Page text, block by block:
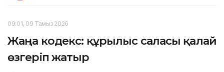
09:01, 09 Тамыз 2026
Жаңа кодекс: құрылыс саласы қалай
өзгеріп жатыр